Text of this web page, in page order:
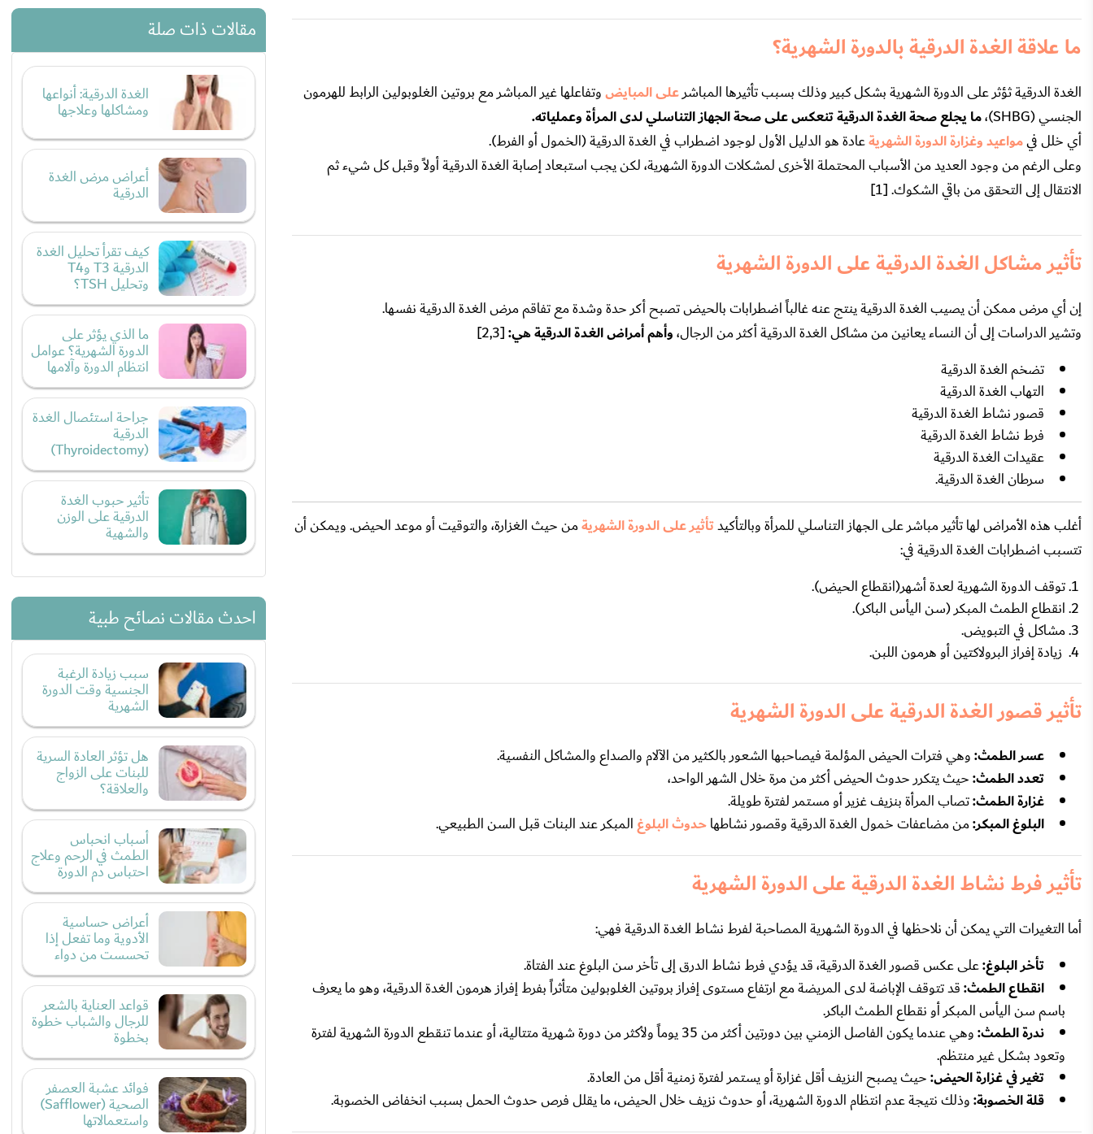
ما علاقة الغدة الدرقية بالدورة الشهرية؟
الغدة الدرقية ثؤثر على الدورة الشهرية بشكل كبير وذلك بسبب تأثيرها المباشرعلى المبايضوتفاعلها غير المباشر مع بروتين الغلوبولين الرابط للهرمون
الجنسي (SHBG)،
ما يجلع صحة الغدة الدرقية تنعكس على صحة الجهاز التناسلي لدى المرأة وعملياته.
أي خلل فيمواعيد وغزارة الدورة الشهريةعادة هو الدليل الأول لوجود اضطراب في الغدة الدرقية (الخمول أو الفرط).
وعلى الرغم من وجود العديد من الأسباب المحتملة الأخرى لمشكلات الدورة الشهرية، لكن يجب استبعاد إصابة الغدة الدرقية أولاً وقبل كل شيء ثم
الانتقال إلى التحقق من باقي الشكوك. [1]
تأثير مشاكل الغدة الدرقية على الدورة الشهرية
إن أي مرض ممكن أن يصيب الغدة الدرقية ينتج عنه غالباً اضطرابات بالحيض تصبح أكر حدة وشدة مع تفاقم مرض الغدة الدرقية نفسها.
وتشير الدراسات إلى أن النساء يعانين من مشاكل الغدة الدرقية أكثر من الرجال،وأهم أمراض الغدة الدرقية هي:[2,3]
تضخم الغدة الدرقية
التهاب الغدة الدرقية
قصور نشاط الغدة الدرقية
فرط نشاط الغدة الدرقية
عقيدات الغدة الدرقية
سرطان الغدة الدرقية.
أغلب هذه الأمراض لها تأثير مباشر على الجهاز التناسلي للمرأة وبالتأكيدتأثير على الدورة الشهريةمن حيث الغزارة، والتوقيت أو موعد الحيض. ويمكن أن
تتسبب اضطرابات الغدة الدرقية في:
توقف الدورة الشهرية لعدة أشهر(انقطاع الحيض).
انقطاع الطمث المبكر (سن اليأس الباكر).
مشاكل في التبويض.
زيادة إفراز البرولاكتين أو هرمون اللبن.
تأثير قصور الغدة الدرقية على الدورة الشهرية
عسر الطمث:وهي فترات الحيض المؤلمة فيصاحبها الشعور بالكثير من الآلام والصداع والمشاكل النفسية.
تعدد الطمث:حيث يتكرر حدوث الحيض أكثر من مرة خلال الشهر الواحد،
غزارة الطمث:تصاب المرأة بنزيف غزير أو مستمر لفترة طويلة.
البلوغ المبكر:من مضاعفات خمول الغدة الدرقية وقصور نشاطهاحدوث البلوغالمبكر عند البنات قبل السن الطبيعي.
تأثير فرط نشاط الغدة الدرقية على الدورة الشهرية
أما التغيرات التي يمكن أن نلاحظها في الدورة الشهرية المصاحبة لفرط نشاط الغدة الدرقية فهي:
تأخر البلوغ:على عكس قصور الغدة الدرقية، قد يؤدي فرط نشاط الدرق إلى تأخر سن البلوغ عند الفتاة.
انقطاع الطمث:قد تتوقف الإباضة لدى المريضة مع ارتفاع مستوى إفراز بروتين الغلوبولين متأثراً بفرط إفراز هرمون الغدة الدرقية، وهو ما يعرف
باسم سن اليأس المبكر أو نقطاع الطمث الباكر.
ندرة الطمث:
وهي عندما يكون الفاصل الزمني بين دورتين أكثر من 35 يوماً ولأكثر من دورة شهرية متتالية، أو عندما تنقطع الدورة الشهرية لفترة
وتعود بشكل غير منتظم.
تغير في غزارة الحيض:حيث يصبح النزيف أقل غزارة أو يستمر لفترة زمنية أقل من العادة.
قلة الخصوبة:وذلك نتيجة عدم انتظام الدورة الشهرية، أو حدوث نزيف خلال الحيض، ما يقلل فرص حدوث الحمل بسبب انخفاض الخصوبة.
مقالات ذات صلة
الغدة الدرقية: أنواعها
ومشاكلها وعلاجها
أعراض مرض الغدة
الدرقية
كيف تقرأ تحليل الغدة
الدرقية T3 وT4
وتحليل TSH؟
ما الذي يؤثر على
الدورة الشهرية؟ عوامل
انتظام الدورة وآلامها
جراحة استئصال الغدة
الدرقية
(Thyroidectomy)
تأثير حبوب الغدة
الدرقية على الوزن
والشهية
احدث مقالات نصائح طبية
سبب زيادة الرغبة
الجنسية وقت الدورة
الشهرية
هل تؤثر العادة السرية
للبنات على الزواج
والعلاقة؟
أسباب انحباس
الطمث في الرحم وعلاج
احتباس دم الدورة
أعراض حساسية
الأدوية وما تفعل إذا
تحسست من دواء
قواعد العناية بالشعر
للرجال والشباب خطوة
بخطوة
فوائد عشبة العصفر
الصحية (Safflower)
واستعمالاتها